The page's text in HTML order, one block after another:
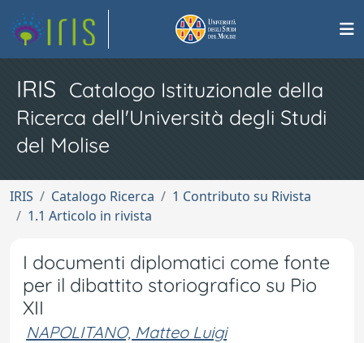
IRIS Catalogo Istituzionale della
Ricerca dell'Università degli Studi
del Molise
IRIS Catalogo Ricerca
1 Contributo su Rivista
1.1 Articolo in rivista
I documenti diplomatici come fonte
per il dibattito storiografico su Pio
XII
NAPOLITANO, Matteo Luigi